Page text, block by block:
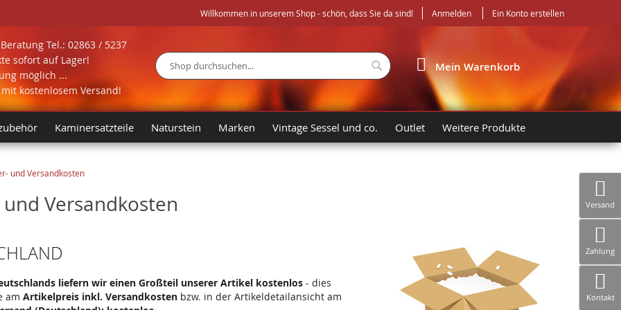
Willkommen in unserem Shop - schön, dass Sie da sind! Anmelden Ein Konto erstellen
Tel.: 02863 / 5237
sofort auf Lager!
möglich ...
kostenlosem Versand!
Mein Warenkorb
Suche
Suche
Kaminersatzteile Naturstein Marken Vintage Sessel und co. Outlet Weitere Produkte
und Versandkosten
Versandkosten
liefern wir einen Großteil unserer Artikel kostenlos - dies
am Artikelpreis inkl. Versandkosten bzw. in der Artikeldetailansicht am
Versand
Zahlung
Kontakt